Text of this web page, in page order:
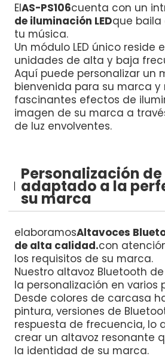
ElAS-PS106cuenta con un
de iluminación LEDque baila
tu música.
Un módulo LED único reside
unidades de alta y baja
Aquí puede personalizar un
bienvenida para su marca y
fascinantes efectos de
imagen de su marca a
de luz envolventes.
Personalización de
adaptado a la
su marca
elaboramosAltavoces
de alta calidad.con
los requisitos de su marca.
Nuestro altavoz Bluetooth
la personalización en varios
Desde colores de carcasa
pintura, versiones de
respuesta de frecuencia, lo
crear un altavoz resonante
la identidad de su marca.